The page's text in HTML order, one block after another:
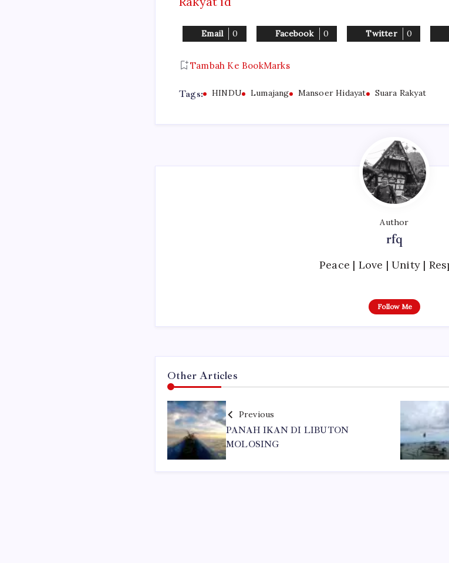
Email 0 Facebook 0 Twitter 0
Tambah Ke BookMarks
Tags: HINDU Lumajang Mansoer Hidayat Suara Rakyat
Author
rfq
Peace | Love | Unity |
Follow Me
Other Articles
Previous
PANAH IKAN DI LIBUTON
MOLOSING